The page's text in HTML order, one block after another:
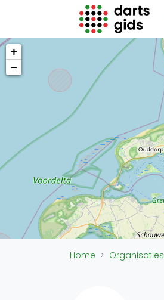
Darts Gids
Locaties
Organisaties
Overige
Trainers
Zakelijk
Adverteren
Vacatures
+
−
Home Organisaties